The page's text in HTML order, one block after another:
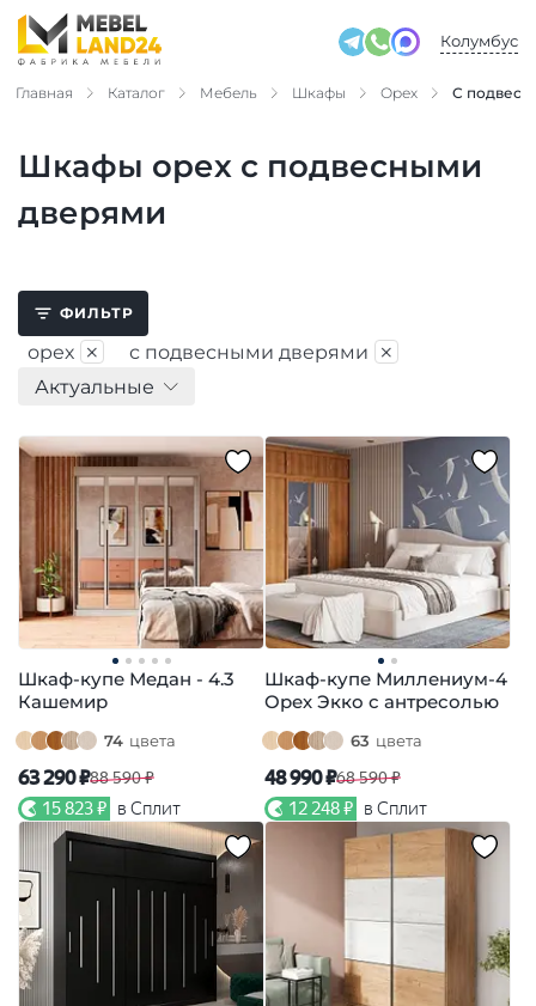
Колумбус
Главная Каталог Мебель Шкафы Орех С
Шкафы орех с подвесными
дверями
ФИЛЬТР
орех × с подвесными дверями ×
Актуальные
Шкаф-купе Медан - 4.3
Кашемир
74 цвета
63 290 ₽88 590 ₽
15 823 ₽ в Сплит
Шкаф-купе Миллениум-4
Орех Экко с антресолью
63 цвета
48 990 ₽68 590 ₽
12 248 ₽ в Сплит